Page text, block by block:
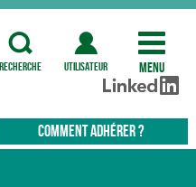
recherche utilisateur Menu
COMMENT ADHÉRER ?